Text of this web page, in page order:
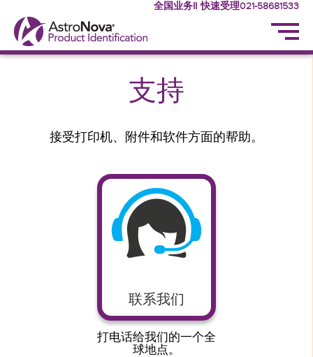
全国业务‖ 快速受理021-58681533
支持
接受打印机、附件和软件方面的帮助。
联系我们
打电话给我们的一个全
球地点。